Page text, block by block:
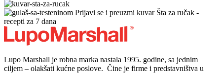
Prijavi se i preuzmi kuvar Šta za ručak -
recepti za 7 dana
Lupo Marshall je robna marka nastala 1995. godine, sa jednim
ciljem – olakšati kućne poslove. Čine je firme i predstavništva u